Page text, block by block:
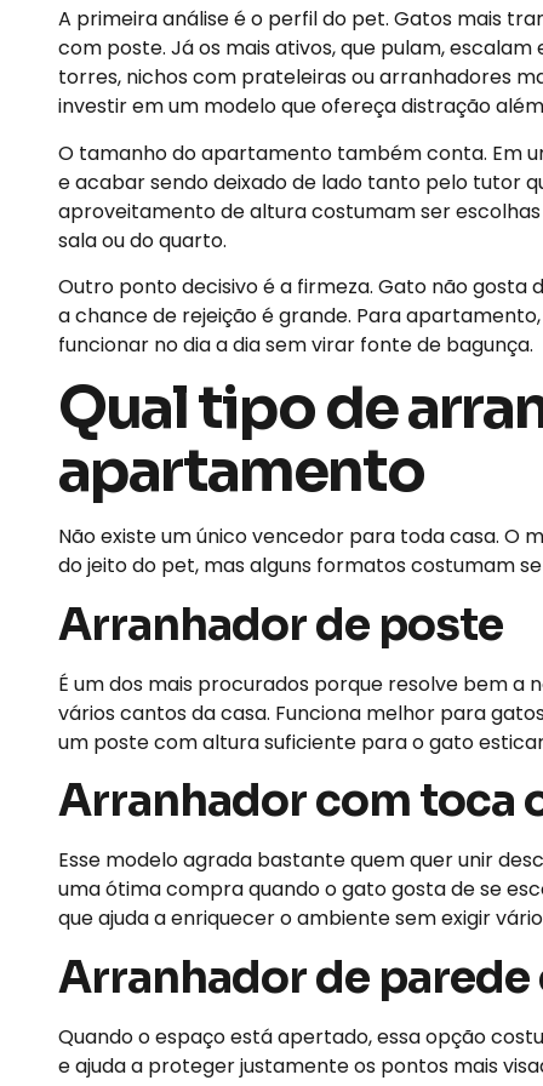
A primeira análise é o perfil do pet. Gatos mais
com poste. Já os mais ativos, que pulam,
torres, nichos com prateleiras ou arranhadores
investir em um modelo que ofereça distração
O tamanho do apartamento também conta. Em
e acabar sendo deixado de lado tanto pelo tutor
aproveitamento de altura costumam ser
sala ou do quarto.
Outro ponto decisivo é a firmeza. Gato não gosta
a chance de rejeição é grande. Para
funcionar no dia a dia sem virar fonte de bagunça.
Qual tipo de
apartamento
Não existe um único vencedor para toda casa.
do jeito do pet, mas alguns formatos costumam
Arranhador de poste
É um dos mais procurados porque resolve bem
vários cantos da casa. Funciona melhor para
um poste com altura suficiente para o gato
Arranhador com toca
Esse modelo agrada bastante quem quer unir
uma ótima compra quando o gato gosta de se
que ajuda a enriquecer o ambiente sem exigir
Arranhador de parede
Quando o espaço está apertado, essa opção
e ajuda a proteger justamente os pontos mais